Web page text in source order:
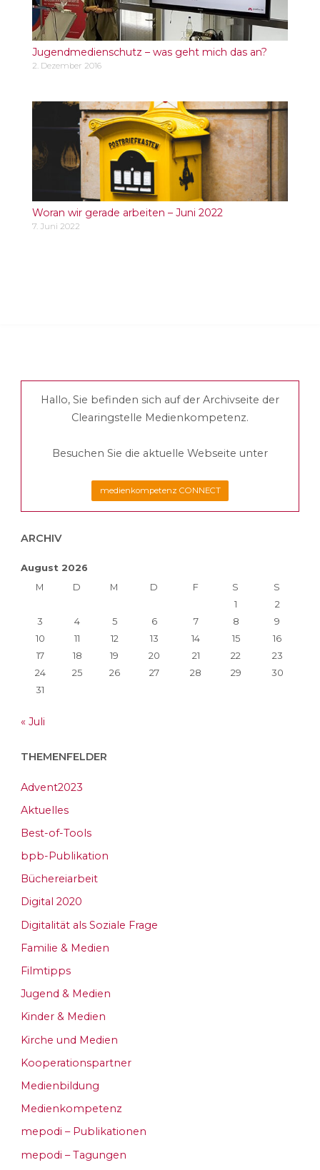
Jugendmedienschutz – was geht mich das an?
2. Dezember 2016
Woran wir gerade arbeiten – Juni 2022
7. Juni 2022
Hallo, Sie befinden sich auf der Archivseite der
Clearingstelle Medienkompetenz.
Besuchen Sie die aktuelle Webseite unter
medienkompetenz CONNECT
ARCHIV
August 2026
M
D M D F S
S
1
2
3
4 5 6 7 8
9
10
11 12 13 14 15
16
17
18 19 20 21 22
23
24
25 26 27 28 29
30
31
« Juli
THEMENFELDER
Advent2023
Aktuelles
Best-of-Tools
bpb-Publikation
Büchereiarbeit
Digital 2020
Digitalität als Soziale Frage
Familie & Medien
Filmtipps
Jugend & Medien
Kinder & Medien
Kirche und Medien
Kooperationspartner
Medienbildung
Medienkompetenz
mepodi – Publikationen
mepodi – Tagungen